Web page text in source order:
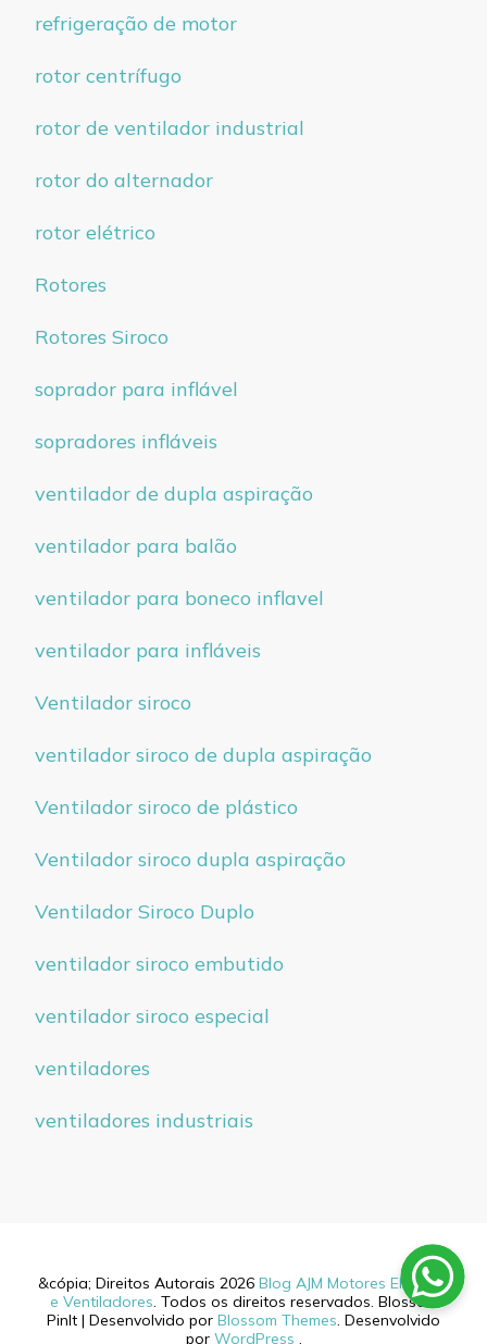
refrigeração de motor
rotor centrífugo
rotor de ventilador industrial
rotor do alternador
rotor elétrico
Rotores
Rotores Siroco
soprador para inflável
sopradores infláveis
ventilador de dupla aspiração
ventilador para balão
ventilador para boneco inflavel
ventilador para infláveis
Ventilador siroco
ventilador siroco de dupla aspiração
Ventilador siroco de plástico
Ventilador siroco dupla aspiração
Ventilador Siroco Duplo
ventilador siroco embutido
ventilador siroco especial
ventiladores
ventiladores industriais
&cópia; Direitos Autorais 2026 Blog AJM Motores Elétricos
e Ventiladores. Todos os direitos reservados. Blossom
PinIt | Desenvolvido por Blossom Themes. Desenvolvido
por WordPress .